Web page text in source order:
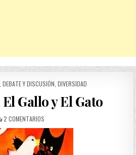
DEBATE Y DISCUSIÓN DIVERSIDAD
Gallo y El Gato
2 COMENTARIOS
DINÁMICA
GALLO
Y